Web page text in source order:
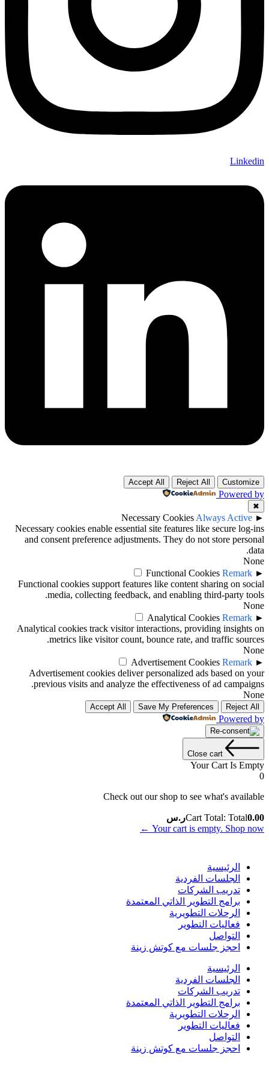
Linkedin
Customize
Reject All
Accept All
Powered by
✖
►
Necessary Cookies Always Active
Necessary cookies enable essential site features like secure log-ins
and consent preference adjustments. They do not store personal
data.
None
►
Functional Cookies Remark
Functional cookies support features like content sharing on social
media, collecting feedback, and enabling third-party tools.
None
►
Analytical Cookies Remark
Analytical cookies track visitor interactions, providing insights on
metrics like visitor count, bounce rate, and traffic sources.
None
►
Advertisement Cookies Remark
Advertisement cookies deliver personalized ads based on your
previous visits and analyze the effectiveness of ad campaigns.
None
Reject All
Save My Preferences
Accept All
Powered by
Close cart
Your Cart Is Empty
0
Check out our shop to see what's available
Cart Total: Total0.00
ر.س
Your cart is empty. Shop now ←
الرئيسية
الجلسات الفردية
تدريب الشركات
برامج التطوير الذاتي المعتمدة
الرحلات التطويرية
فعاليات التطوير
التواصل
احجز جلسات مع كوتش زينة
الرئيسية
الجلسات الفردية
تدريب الشركات
برامج التطوير الذاتي المعتمدة
الرحلات التطويرية
فعاليات التطوير
التواصل
احجز جلسات مع كوتش زينة